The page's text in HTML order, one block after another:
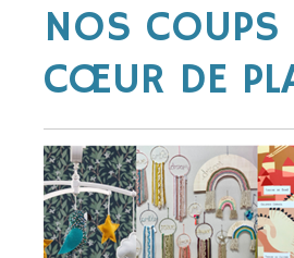
NOS COUPS
CŒUR DE